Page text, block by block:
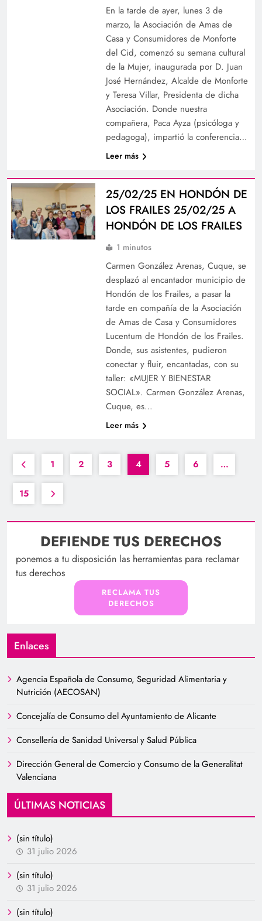
En la tarde de ayer, lunes 3 de
marzo, la Asociación de Amas de
Casa y Consumidores de Monforte
del Cid, comenzó su semana cultural
de la Mujer, inaugurada por D. Juan
José Hernández, Alcalde de Monforte
y Teresa Villar, Presidenta de dicha
Asociación. Donde nuestra
compañera, Paca Ayza (psicóloga y
pedagoga), impartió la conferencia…
Leer más
25/02/25 EN HONDÓN DE
LOS FRAILES 25/02/25 A
HONDÓN DE LOS FRAILES
1 minutos
Carmen González Arenas, Cuque, se
desplazó al encantador municipio de
Hondón de los Frailes, a pasar la
tarde en compañía de la Asociación
de Amas de Casa y Consumidores
Lucentum de Hondón de los Frailes.
Donde, sus asistentes, pudieron
conectar y fluir, encantadas, con su
taller: «MUJER Y BIENESTAR
SOCIAL». Carmen González Arenas,
Cuque, es…
Leer más
1 2 3 4 5 6 …
15
DEFIENDE TUS DERECHOS
ponemos a tu disposición las herramientas para reclamar
tus derechos
RECLAMA TUS
DERECHOS
Enlaces
Agencia Española de Consumo, Seguridad Alimentaria y
Nutrición (AECOSAN)
Concejalía de Consumo del Ayuntamiento de Alicante
Consellería de Sanidad Universal y Salud Pública
Dirección General de Comercio y Consumo de la Generalitat
Valenciana
ÚLTIMAS NOTICIAS
(sin título)
31 julio 2026
(sin título)
31 julio 2026
(sin título)